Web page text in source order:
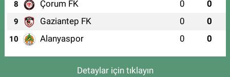
8 Çorum FK 0 0
9 Gaziantep FK 0 0
10 Alanyaspor 0 0
Detaylar için tıklayın